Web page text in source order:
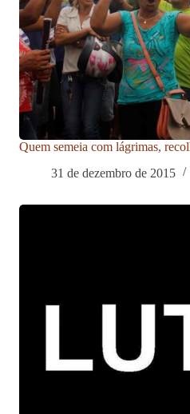
Quem semeia com lágrimas,
31 de dezembro de 2015